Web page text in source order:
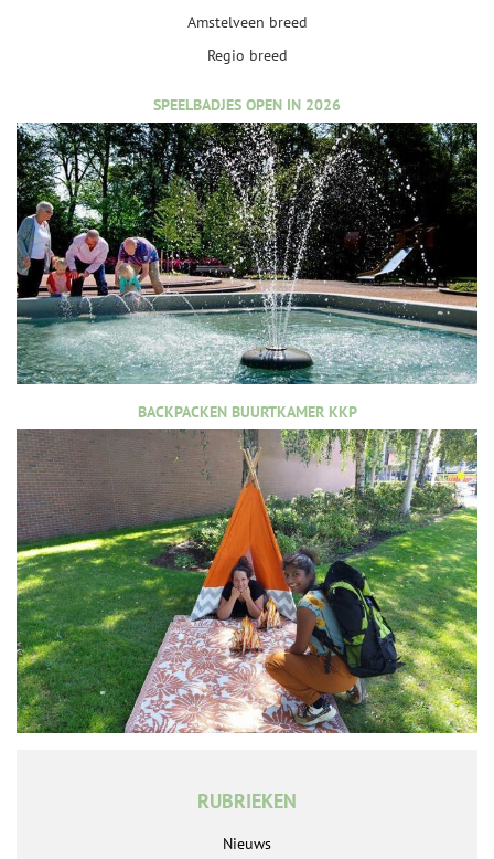
Amstelveen breed
Regio breed
SPEELBADJES OPEN IN 2026
BACKPACKEN BUURTKAMER KKP
RUBRIEKEN
Nieuws